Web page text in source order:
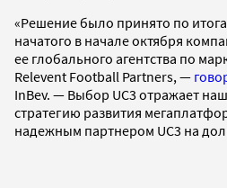
«Решение было принято по
начатого в начале октября
ее глобального агентства по
Relevent Football Partners, —
InBev. — Выбор UC3 отражает
стратегию развития
надежным партнером UC3 на